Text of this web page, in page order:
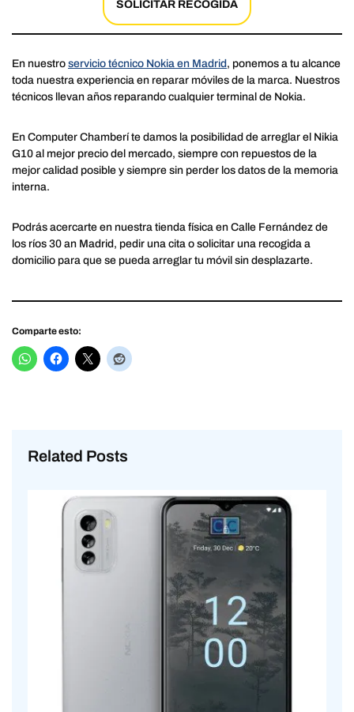
SOLICITAR RECOGIDA
En nuestro servicio técnico Nokia en Madrid , ponemos a tu alcance
toda nuestra experiencia en reparar móviles de la marca. Nuestros
técnicos llevan años reparando cualquier terminal de Nokia.
En Computer Chamberí te damos la posibilidad de arreglar el Nikia
G10 al mejor precio del mercado, siempre con repuestos de la
mejor calidad posible y siempre sin perder los datos de la memoria
interna.
Podrás acercarte en nuestra tienda física en Calle Fernández de
los ríos 30 an Madrid, pedir una cita o solicitar una recogida a
domicilio para que se pueda arreglar tu móvil sin desplazarte.
Comparte esto:
Related Posts